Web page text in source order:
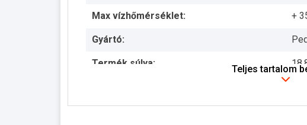
Max vízhőmérséklet: +
Gyártó:
Termék súlya:
Teljes tartalom